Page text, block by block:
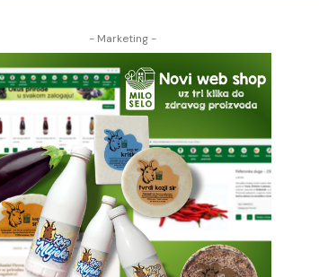
- Marketing -